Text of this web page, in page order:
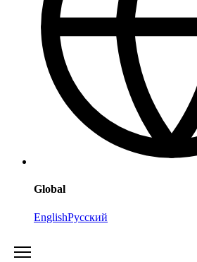
Global
EnglishРусский